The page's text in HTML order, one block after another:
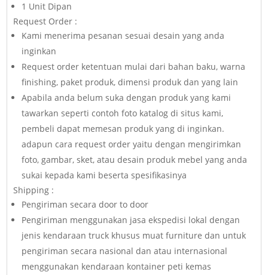
1 Unit Dipan
Request Order :
Kami menerima pesanan sesuai desain yang anda
inginkan
Request order ketentuan mulai dari bahan baku, warna
finishing, paket produk, dimensi produk dan yang lain
Apabila anda belum suka dengan produk yang kami
tawarkan seperti contoh foto katalog di situs kami,
pembeli dapat memesan produk yang di inginkan.
adapun cara request order yaitu dengan mengirimkan
foto, gambar, sket, atau desain produk mebel yang anda
sukai kepada kami beserta spesifikasinya
Shipping :
Pengiriman secara door to door
Pengiriman menggunakan jasa ekspedisi lokal dengan
jenis kendaraan truck khusus muat furniture dan untuk
pengiriman secara nasional dan atau internasional
menggunakan kendaraan kontainer peti kemas